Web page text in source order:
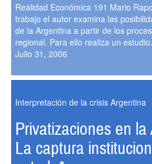
Realidad Económica 191 Mario
trabajo el autor examina las
de la Argentina a partir de los
regional. Para ello realiza un
Julio 31, 2006
Interpretación de la crisis Argentina
Privatizaciones en
La captura